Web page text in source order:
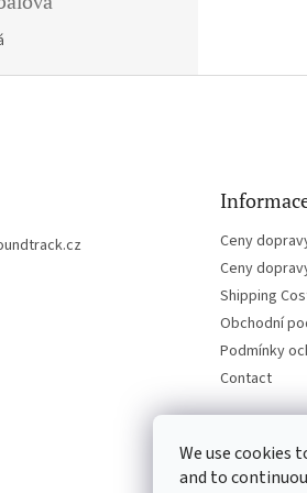
We use cookies
and to
is 5 out of 5 stars.
Ceny
Ceny
Shipping
Obchodní
Podmínky
Contact